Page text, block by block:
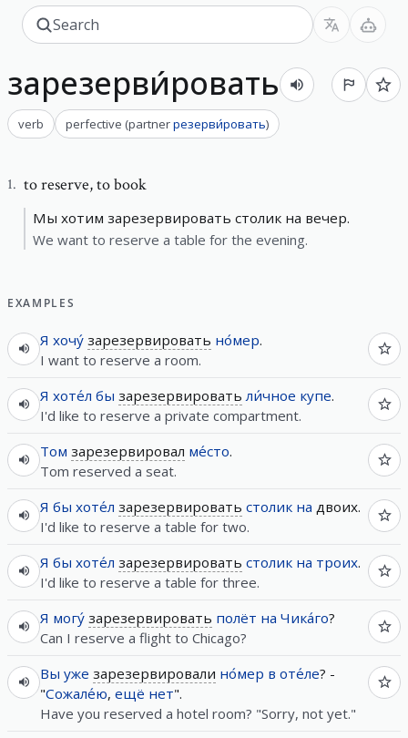
зарезерви́ровать
verb perfective (partnerрезерви́ровать)
1. to reserve,to book
Мы хотим зарезервировать столик на вечер.
We want to reserve a table for the evening.
EXAMPLES
Я хочу́ зарезервировать но́мер.
I want to reserve a room.
Я хоте́л бы зарезервировать ли́чное купе.
I'd like to reserve a private compartment.
Том зарезервировал ме́сто.
Tom reserved a seat.
Я бы хоте́л зарезервировать столик на двоих.
I'd like to reserve a table for two.
Я бы хоте́л зарезервировать столик на троих.
I'd like to reserve a table for three.
Я могу́ зарезервировать полёт на Чика́го?
Can I reserve a flight to Chicago?
Вы уже зарезервировали но́мер в оте́ле? -
"Сожале́ю, ещё нет".
Have you reserved a hotel room? "Sorry, not yet."